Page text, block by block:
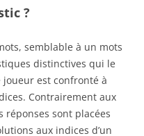
?
semblable à un mots
distinctives qui le
est confronté à
Contrairement aux
réponses sont placées
aux indices d’un